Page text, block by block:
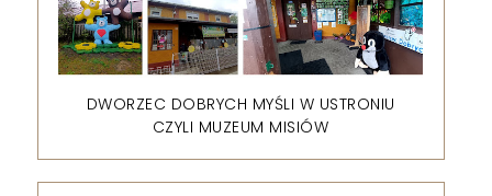
DWORZEC DOBRYCH MYŚLI W USTRONIU
CZYLI MUZEUM MISIÓW